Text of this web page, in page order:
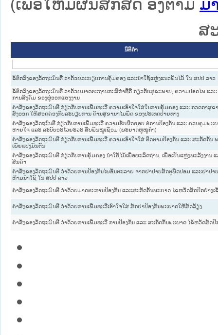
(ເພື່ອໃຫ້ມີຜົນສັກສິດ ອີງຕາມ ມ
ສ
ນິຕິກໍາ
ຂໍ້ຕົກລົງຂອງລັດຖະມົນຕີ ວ່າດ້ວຍລະບຽບການຄຸ້ມຄອງ ແລະນໍາໃຊ້ແຫຼ່ງແນວພັນໄມ້ ໃນ ສປປ ລາວ
ຂໍ້ຕົກລົງຂອງລັດຖະມົນຕີ ວ່າດ້ວຍມາດຕະຖານກະສິກໍາທີ່ດີ ກ່ຽວກັບສຸຂະພາບ, ຄວາມປອດໄພ ແລ
ການສັງຄົມ ຂອງຜູ່ອອກແຮງງານ
ຄໍາສັ່ງຂອງລັດຖະມົນຕີ ກ່ຽວກັບການເພີ່ມທະວີ ຄວາມເອົາໃຈໃສ່ໃນການຄຸ້ມຄອງ ແລະ ກວດກາສຸຂ
ສົ່ງອອກ ໃຫ້ສອດຄ່ອງກັບລະບຽບການ ດ້ານສຸຂານາໄມພືດ ຂອງປະເທດປາຍທາງ
ຄໍາສັ່ງຂອງລັດຖະົນຕີ ກ່ຽວກັບການເພີ່ມທະວີ ຄວາມຮັບຜິດຊອບ ຕໍ່ການປ້ອງກັນ ແລະ ຄວບຄຸມພະຍ
ຫາຍໃຈ ແລະ ລະບົບອະໄວຍະວະ ສືບພັນໝູເຊື່ອມ (ພະຍາດຫູໜູກໍ່າ)
ຄໍາສັ່ງຂອງລັດຖະມົນຕີ ກ່ຽວກັບການເພີ່ມທະວີ ຄວາມເອົາໃຈໃສ່ ຕິດຕາມປ້ອງກັນ ແລະ ສະກັດກັ້ນ
ເພັ້ຍແປງມັນຕົ້ນ
ຄໍາສັ່ງຂອງລັດຖະມົນຕີ ກ່ຽວກັບການຄຸ້ມຄອງ ນໍາໃຊ້ໄມ້ເພື່ອຜະລິດຖ່ານ, ເພື່ອເປັນແຫຼ່ງພະລັງງານ ແ
ສິນຄ້າ
ຄໍາສັ່ງຂອງລັດຖະມົນຕີ ວ່າດ້ວຍການປ້ອງກັນໄພອັນຕະລາຍ ຈາກຢາປາບສັດຕູພືດປອມ ແລະຢາປາ
ຫ້າມນໍາໃຊ້ ໃນ ສປປ ລາວ
ຄໍາສັ່ງຂອງລັດຖະມົນຕີ ວ່າດ້ວຍມາດຕະການປ້ອງກັນ ແລະສະກັດກັ້ນພະຍາດ ໄຂຫວັດສັດປີກຢ່າງເ
ຄໍາສັ່ງຂອງລັດຖະມົນຕີ ວ່າດ້ວຍການເພີ່ມທະວີເອົາໃຈໃສ່ ສັກຢາປ້ອງກັນພະຍາດໃຫ້ສັດລ້ຽງ
ຄໍາສັ່ງຂອງລັດຖະມົນຕີ ວ່າດ້ວຍການເພີ່ມທະວີ ການປ້ອງກັນ ແລະ ສະກັດກັ້ນພະຍາດ ໄຂ້ຫວັດສັດປີ